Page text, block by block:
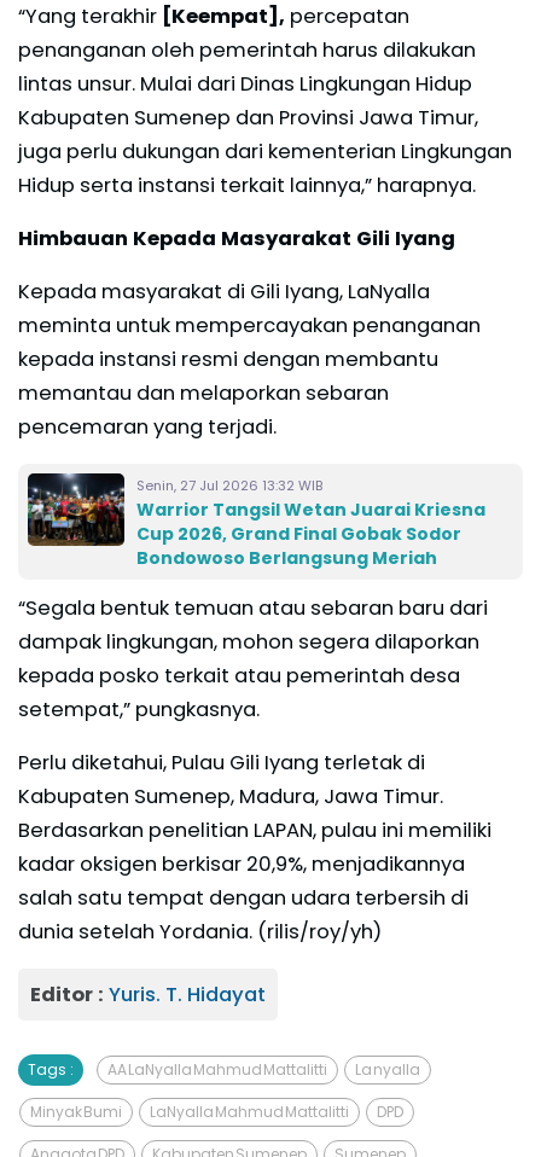
“Yang terakhir [Keempat], percepatan
penanganan oleh pemerintah harus dilakukan
lintas unsur. Mulai dari Dinas Lingkungan Hidup
Kabupaten Sumenep dan Provinsi Jawa Timur,
juga perlu dukungan dari kementerian Lingkungan
Hidup serta instansi terkait lainnya,” harapnya.
Himbauan Kepada Masyarakat Gili Iyang
Kepada masyarakat di Gili Iyang, LaNyalla
meminta untuk mempercayakan penanganan
kepada instansi resmi dengan membantu
memantau dan melaporkan sebaran
pencemaran yang terjadi.
Senin, 27 Jul 2026 13:32 WIB
Warrior Tangsil Wetan Juarai Kriesna
Cup 2026, Grand Final Gobak Sodor
Bondowoso Berlangsung Meriah
“Segala bentuk temuan atau sebaran baru dari
dampak lingkungan, mohon segera dilaporkan
kepada posko terkait atau pemerintah desa
setempat,” pungkasnya.
Perlu diketahui, Pulau Gili Iyang terletak di
Kabupaten Sumenep, Madura, Jawa Timur.
Berdasarkan penelitian LAPAN, pulau ini memiliki
kadar oksigen berkisar 20,9%, menjadikannya
salah satu tempat dengan udara terbersih di
dunia setelah Yordania. (rilis/roy/yh)
Editor : Yuris. T. Hidayat
Tags : AA LaNyalla Mahmud Mattalitti La nyalla
Minyak Bumi LaNyalla Mahmud Mattalitti DPD